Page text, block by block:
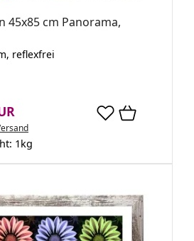
45x85 cm Panorama,
reflexfrei
1kg